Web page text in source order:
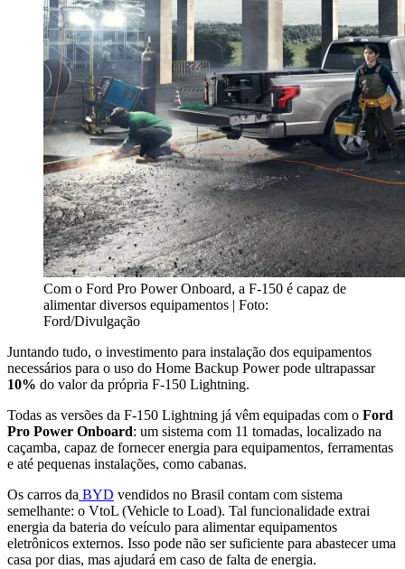
Com o Ford Pro Power Onboard, a F-150 é capaz de
alimentar diversos equipamentos | Foto:
Ford/Divulgação
Juntando tudo, o investimento para instalação dos equipamentos
necessários para o uso do Home Backup Power pode ultrapassar
10% do valor da própria F-150 Lightning.
Todas as versões da F-150 Lightning já vêm equipadas com o Ford
Pro Power Onboard: um sistema com 11 tomadas, localizado na
caçamba, capaz de fornecer energia para equipamentos, ferramentas
e até pequenas instalações, como cabanas.
Os carros da BYD vendidos no Brasil contam com sistema
semelhante: o VtoL (Vehicle to Load). Tal funcionalidade extrai
energia da bateria do veículo para alimentar equipamentos
eletrônicos externos. Isso pode não ser suficiente para abastecer uma
casa por dias, mas ajudará em caso de falta de energia.